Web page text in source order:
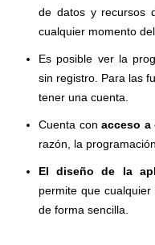
de datos y recursos
cualquier momento del
Es posible ver la
sin registro. Para las
tener una cuenta.
Cuenta conacceso a
razón, la
El diseño de la
permite que
de forma sencilla.